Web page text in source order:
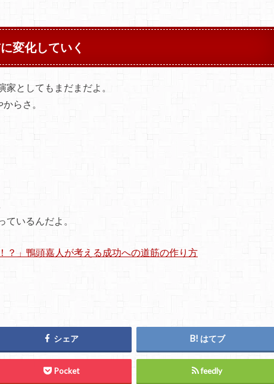
変化していく
としてもまだまだよ。
らさ。
いるんだよ。
？」鴨頭嘉人が考える成功への道筋の作り方
シェア はてブ
Pocket feedly